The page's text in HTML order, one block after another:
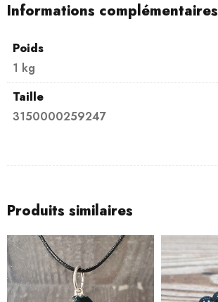
Informations complémentaires
Poids
1 kg
Taille
3150000259247
Produits similaires